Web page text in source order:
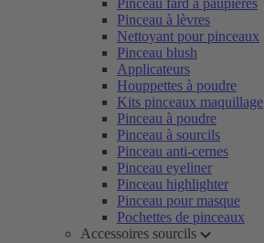
Pinceau fard à paupières
Pinceau à lèvres
Nettoyant pour pinceaux
Pinceau blush
Applicateurs
Houppettes à poudre
Kits pinceaux maquillage
Pinceau à poudre
Pinceau à sourcils
Pinceau anti-cernes
Pinceau eyeliner
Pinceau highlighter
Pinceau pour masque
Pochettes de pinceaux
Accessoires sourcils